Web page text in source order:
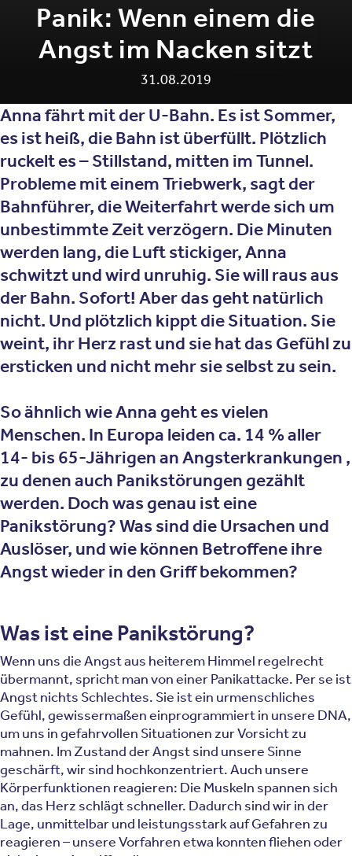
Panik: Wenn einem die
Angst im Nacken sitzt
31.08.2019
Anna fährt mit der U-Bahn. Es ist Sommer,
es ist heiß, die Bahn ist überfüllt. Plötzlich
ruckelt es – Stillstand, mitten im Tunnel.
Probleme mit einem Triebwerk, sagt der
Bahnführer, die Weiterfahrt werde sich um
unbestimmte Zeit verzögern. Die Minuten
werden lang, die Luft stickiger, Anna
schwitzt und wird unruhig. Sie will raus aus
der Bahn. Sofort! Aber das geht natürlich
nicht. Und plötzlich kippt die Situation. Sie
weint, ihr Herz rast und sie hat das Gefühl zu
ersticken und nicht mehr sie selbst zu sein.
So ähnlich wie Anna geht es vielen
Menschen. In Europa leiden ca. 14 % aller
14- bis 65-Jährigen an Angsterkrankungen ,
zu denen auch Panikstörungen gezählt
werden. Doch was genau ist eine
Panikstörung? Was sind die Ursachen und
Auslöser, und wie können Betroffene ihre
Angst wieder in den Griff bekommen?
Was ist eine Panikstörung?
Wenn uns die Angst aus heiterem Himmel regelrecht
übermannt, spricht man von einer Panikattacke. Per se ist
Angst nichts Schlechtes. Sie ist ein urmenschliches
Gefühl, gewissermaßen einprogrammiert in unsere DNA,
um uns in gefahrvollen Situationen zur Vorsicht zu
mahnen. Im Zustand der Angst sind unsere Sinne
geschärft, wir sind hochkonzentriert. Auch unsere
Körperfunktionen reagieren: Die Muskeln spannen sich
an, das Herz schlägt schneller. Dadurch sind wir in der
Lage, unmittelbar und leistungsstark auf Gefahren zu
reagieren – unsere Vorfahren etwa konnten fliehen oder